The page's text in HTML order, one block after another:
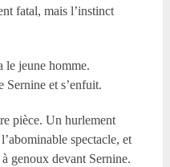
fatal, mais l’instinct
le jeune homme.
Sernine et s’enfuit.
pièce. Un hurlement
spectacle, et
genoux devant Sernine.